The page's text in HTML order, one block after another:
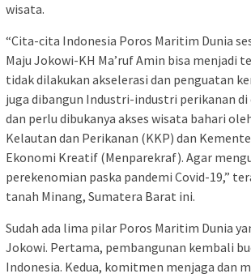
wisata.
“Cita-cita Indonesia Poros Maritim Dunia
Maju Jokowi-KH Ma’ruf Amin bisa menjadi
tidak dilakukan akselerasi dan penguatan
juga dibangun Industri-industri perikanan di
dan perlu dibukanya akses wisata bahari
Kelautan dan Perikanan (KKP) dan
Ekonomi Kreatif (Menparekraf). Agar
perekenomian paska pandemi Covid-19,”
tanah Minang, Sumatera Barat ini.
Sudah ada lima pilar Poros Maritim Dunia
Jokowi. Pertama, pembangunan kembali
Indonesia. Kedua, komitmen menjaga dan